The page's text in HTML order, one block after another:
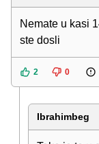
Nemate u kasi
ste dosli
2 0
Ibrahimbeg